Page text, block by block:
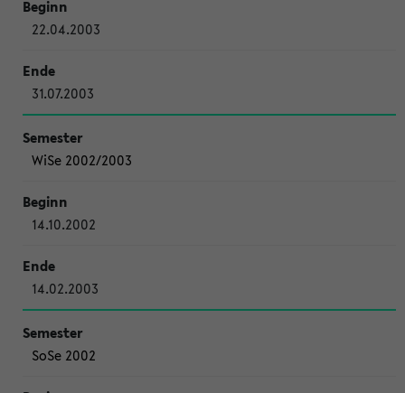
22.04.2003
31.07.2003
WiSe 2002/2003
14.10.2002
14.02.2003
SoSe 2002